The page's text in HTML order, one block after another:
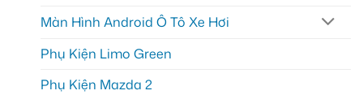
Màn Hình Android Ô Tô Xe Hơi
Phụ Kiện Limo Green
Phụ Kiện Mazda 2